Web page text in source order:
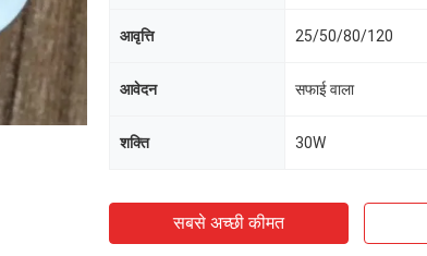
आवृत्ति 25/50/80/120
आवेदन सफाई वाला
शक्ति 30W
सबसे अच्छी कीमत